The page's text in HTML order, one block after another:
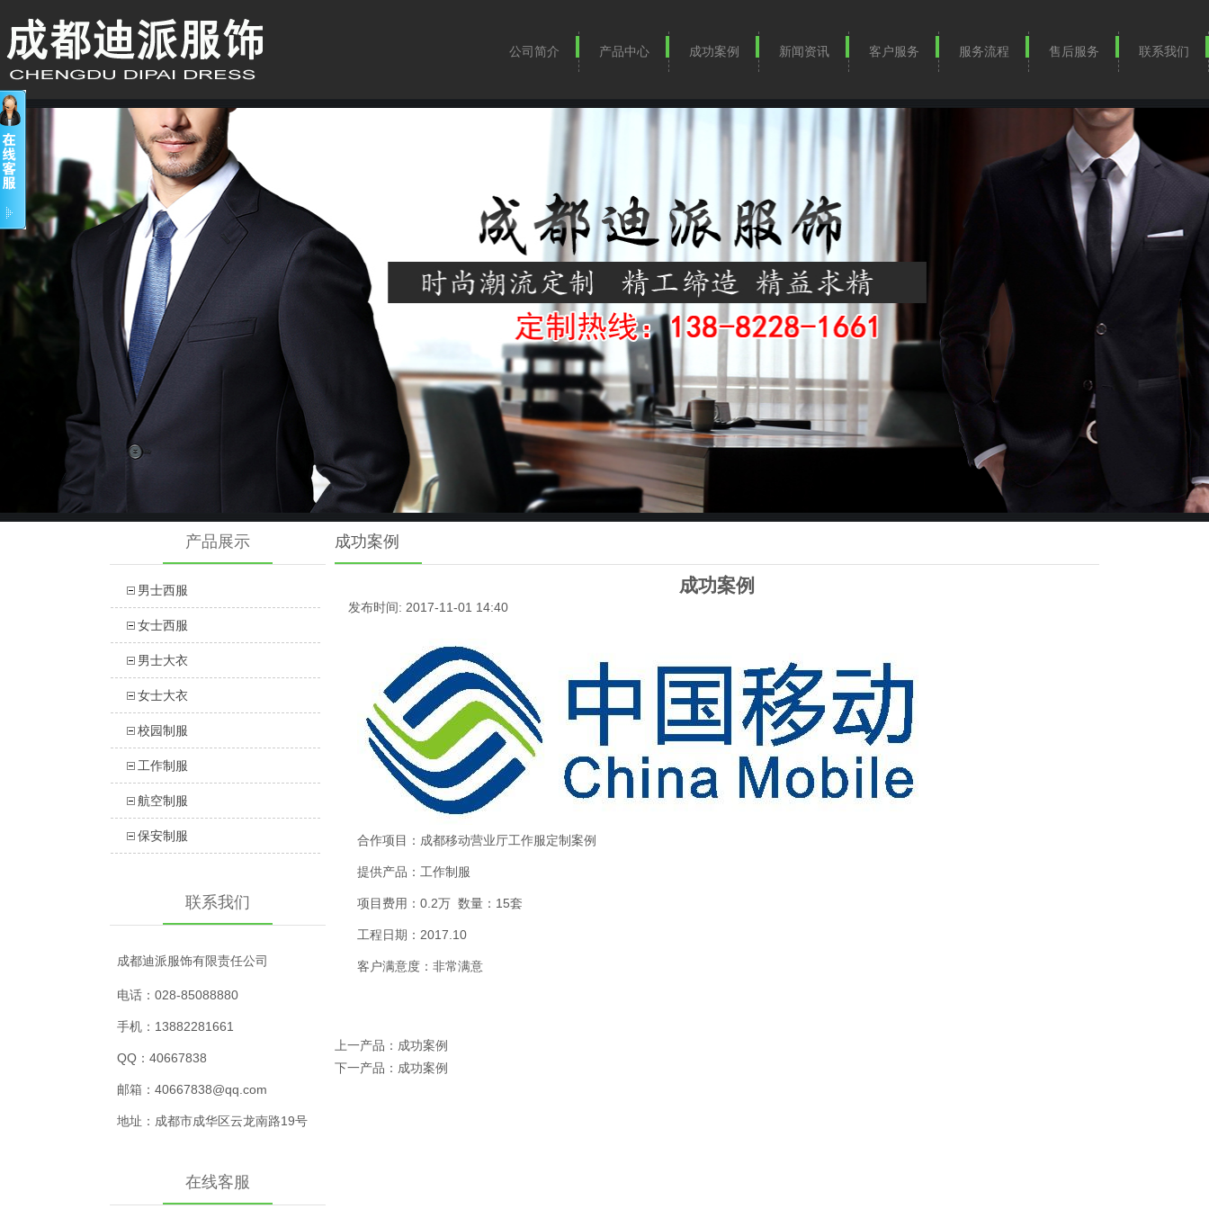
公司简介 产品中心 成功案例 新闻资讯 客户服务 服务流程 售后服务 联系我们
产品展示
男士西服
女士西服
男士大衣
女士大衣
校园制服
工作制服
航空制服
保安制服
联系我们
成都迪派服饰有限责任公司
电话：028-85088880
手机：13882281661
QQ：40667838
邮箱：40667838@qq.com
地址： 成都市成华区云龙南路19号
在线客服
成功案例
成功案例
发布时间: 2017-11-01 14:40
合作项目：成都移动营业厅工作服定制案例
提供产品：工作制服
项目费用：0.2万 数量：15套
工程日期：2017.10
客户满意度：非常满意
上一产品 ： 成功案例
下一产品 ： 成功案例